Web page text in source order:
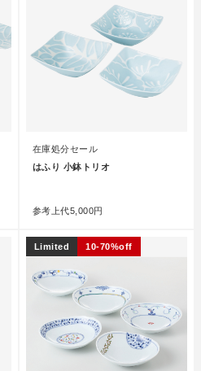
在庫処分セール
はふり 小鉢トリオ
参考上代5,000円
Limited 10-70%off